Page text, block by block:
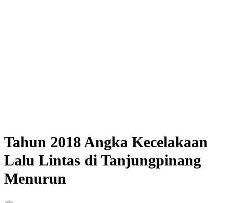
Tahun 2018 Angka Kecelakaan
Lalu Lintas di Tanjungpinang
Menurun